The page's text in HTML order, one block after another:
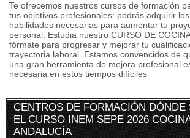
Te ofrecemos nuestros cursos de formación
tus objetivos profesionales: podrás adquirir
habilidades necesarias para aumentar tu
personal. Estudia nuestro CURSO DE
fórmate para progresar y mejorar tu
trayectoria laboral. Estamos convencidos de
una gran herramienta de mejora profesional
necesaria en estos tiempos difíciles
CENTROS DE FORMACIÓN DÓNDE
EL CURSO INEM SEPE 2026
ANDALUCÍA